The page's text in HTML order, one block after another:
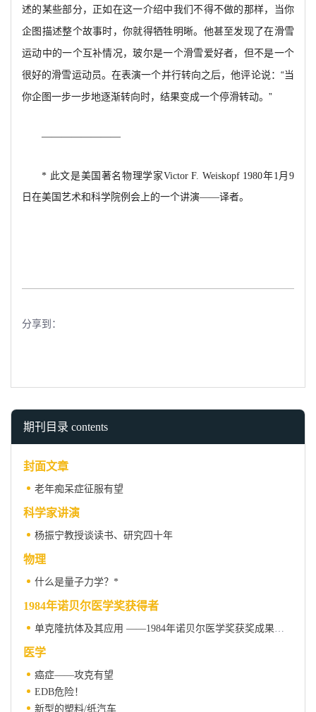
述的某些部分，正如在这一介绍中我们不得不做的那样，当你
企图描述整个故事时，你就得牺牲明晰。他甚至发现了在滑雪
运动中的一个互补情况，玻尔是一个滑雪爱好者，但不是一个
很好的滑雪运动员。在表演一个并行转向之后，他评论说：“当
你企图一步一步地逐渐转向时，结果变成一个停滑转动。”
————————
* 此文是美国著名物理学家Victor F. Weiskopf 1980年1月9
日在美国艺术和科学院例会上的一个讲演——译者。
分享到：
期刊目录 contents
封面文章
老年痴呆症征服有望
科学家讲演
杨振宁教授谈读书、研究四十年
物理
什么是量子力学？*
1984年诺贝尔医学奖获得者
单克隆抗体及其应用 ——1984年诺贝尔医学奖获奖成果介绍
医学
癌症——攻克有望
EDB危险！
新型的塑料/纸汽车